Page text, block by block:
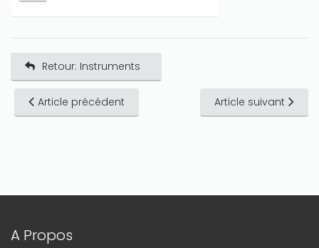
Retour: Instruments
Article précédent Article suivant
A Propos